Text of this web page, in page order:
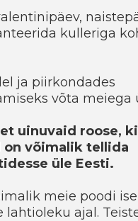
kulleriga
ja piirkondades
võta meiega
uinuvaid roose,
võimalik tellida
üle Eesti.
meie poodi
lahtioleku ajal.